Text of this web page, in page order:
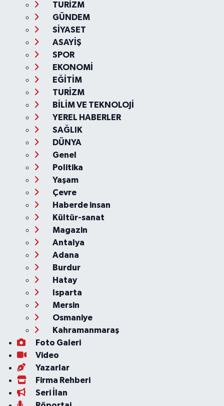
TURİZM
GÜNDEM
SİYASET
ASAYİŞ
SPOR
EKONOMİ
EĞİTİM
TURİZM
BİLİM VE TEKNOLOJİ
YEREL HABERLER
SAĞLIK
DÜNYA
Genel
Politika
Yaşam
Çevre
Haberde insan
Kültür-sanat
Magazin
Antalya
Adana
Burdur
Hatay
Isparta
Mersin
Osmaniye
Kahramanmaraş
Foto Galeri
Video
Yazarlar
Firma Rehberi
Seri İlan